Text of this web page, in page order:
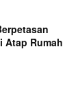
Atap Rumah